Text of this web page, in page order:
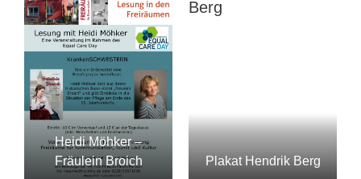
Heidi Möhker –
Fräulein Broich
Plakat Hendrik Berg